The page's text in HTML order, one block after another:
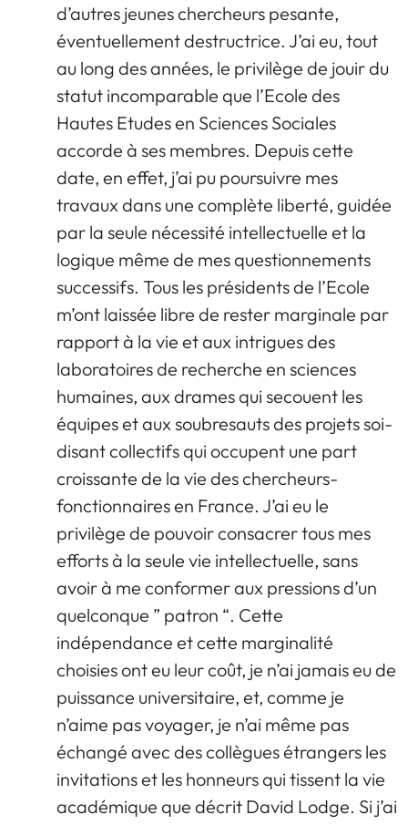
d’autres jeunes chercheurs pesante,
éventuellement destructrice. J’ai eu, tout
au long des années, le privilège de jouir du
statut incomparable que l’Ecole des
Hautes Etudes en Sciences Sociales
accorde à ses membres. Depuis cette
date, en effet, j’ai pu poursuivre mes
travaux dans une complète liberté, guidée
par la seule nécessité intellectuelle et la
logique même de mes questionnements
successifs. Tous les présidents de l’Ecole
m’ont laissée libre de rester marginale par
rapport à la vie et aux intrigues des
laboratoires de recherche en sciences
humaines, aux drames qui secouent les
équipes et aux soubresauts des projets soi-
disant collectifs qui occupent une part
croissante de la vie des chercheurs-
fonctionnaires en France. J’ai eu le
privilège de pouvoir consacrer tous mes
efforts à la seule vie intellectuelle, sans
avoir à me conformer aux pressions d’un
quelconque ” patron “. Cette
indépendance et cette marginalité
choisies ont eu leur coût, je n’ai jamais eu de
puissance universitaire, et, comme je
n’aime pas voyager, je n’ai même pas
échangé avec des collègues étrangers les
invitations et les honneurs qui tissent la vie
académique que décrit David Lodge. Si j’ai